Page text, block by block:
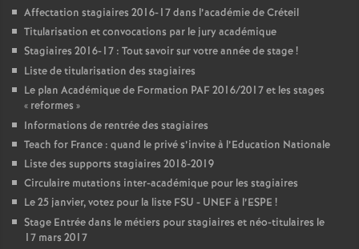
Affectation stagiaires 2016-17 dans l’académie de Créteil
Titularisation et convocations par le jury académique
Stagiaires 2016-17 : Tout savoir sur votre année de stage!
Liste de titularisation des stagiaires
Le plan Académique de Formation PAF2016/2017 et les stages
« reformes »
Informations de rentrée des stagiaires
Teach for France : quand le privé s’invite à l’Education Nationale
Liste des supports stagiaires 2018-2019
Circulaire mutations inter-académique pour les stagiaires
Le 25 janvier, votez pour la liste FSU - UNEFà l’ESPE !
Stage Entrée dans le métiers pour stagiaires et néo-titulaires le
17 mars 2017